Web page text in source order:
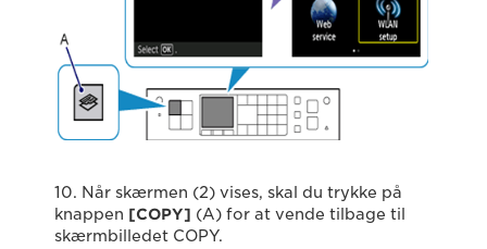
10. Når skærmen (2) vises, skal du trykke på
knappen [COPY] (A) for at vende tilbage til
skærmbilledet COPY.